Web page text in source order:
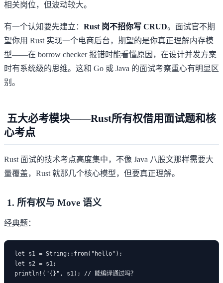
相关岗位，但波动较大。
有一个认知要先建立： Rust 岗不招你写 CRUD。面试官不期
望你用 Rust 实现一个电商后台，期望的是你真正理解内存模
型——在 borrow checker 报错时能看懂原因，在设计并发方案
时有系统级的思维。这和 Go 或 Java 的面试考察重心有明显区
别。
五大必考模块——Rust所有权借用面试题和核
心考点
Rust 面试的技术考点高度集中，不像 Java 八股文那样需要大
量覆盖，Rust 就那几个核心模型，但要真正理解。
1. 所有权与 Move 语义
经典题：
let s1 = String::from("hello");
let s2 = s1;